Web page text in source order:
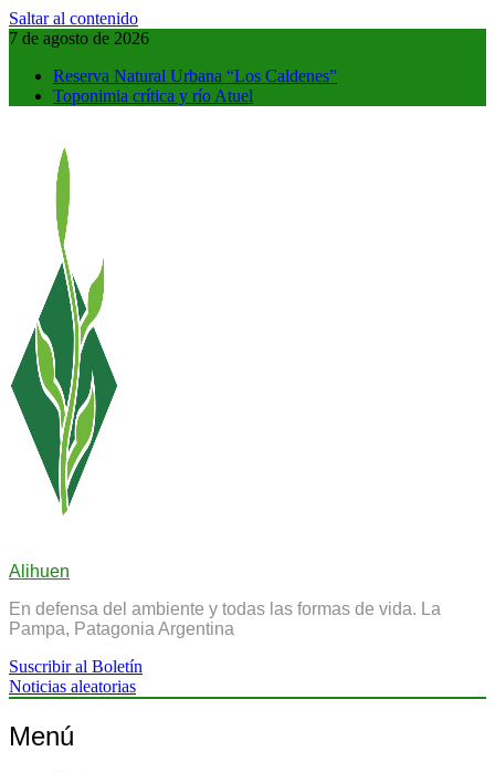
Saltar al contenido
7 de agosto de 2026
Reserva Natural Urbana “Los Caldenes”
Toponimia crítica y río Atuel
Alihuen
En defensa del ambiente y todas las formas de vida. La
Pampa, Patagonia Argentina
Suscribir al Boletín
Noticias aleatorias
Menú